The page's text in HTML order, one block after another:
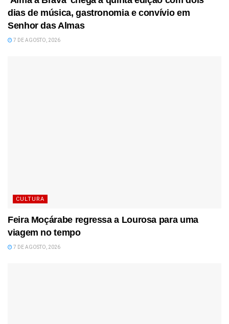
dias de música, gastronomia e convívio em
Senhor das Almas
7 DE AGOSTO, 2026
CULTURA
Feira Moçárabe regressa a Lourosa para uma
viagem no tempo
7 DE AGOSTO, 2026